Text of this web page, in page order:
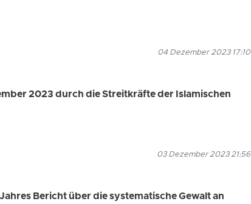
04 Dezember 2023 17:10
2023 durch die Streitkräfte der Islamischen
03 Dezember 2023 21:56
Bericht über die systematische Gewalt an